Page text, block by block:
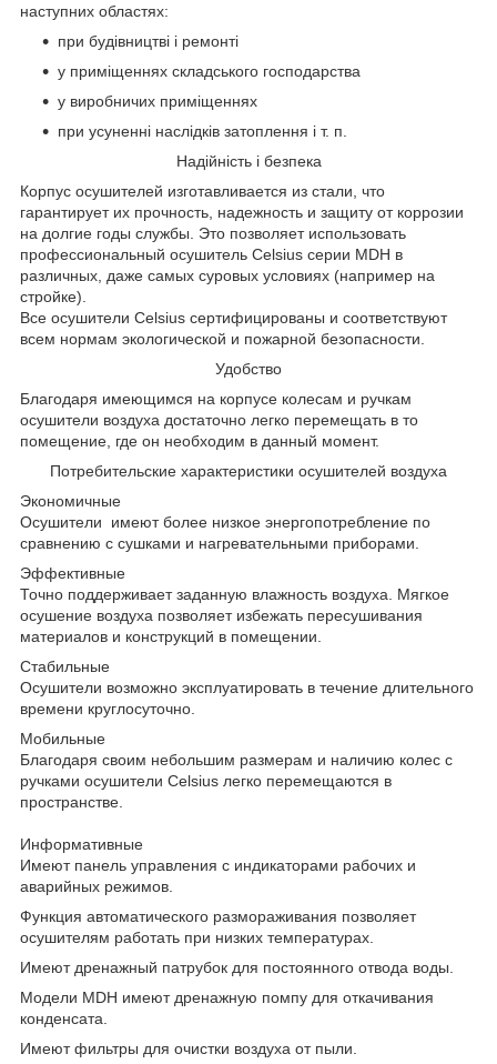
наступних областях:
при будівництві і ремонті
у приміщеннях складського господарства
у виробничих приміщеннях
при усуненні наслідків затоплення і т. п.
Надійність і безпека
Корпус осушителей изготавливается из стали, что
гарантирует их прочность, надежность и защиту от коррозии
на долгие годы службы. Это позволяет использовать
профессиональный осушитель Celsius серии MDH в
различных, даже самых суровых условиях (например на
стройке).
Все осушители Celsius сертифицированы и соответствуют
всем нормам экологической и пожарной безопасности.
Удобство
Благодаря имеющимся на корпусе колесам и ручкам
осушители воздуха достаточно легко перемещать в то
помещение, где он необходим в данный момент.
Потребительские характеристики осушителей воздуха
Экономичные
Осушители имеют более низкое энергопотребление по
сравнению с сушками и нагревательными приборами.
Эффективные
Точно поддерживает заданную влажность воздуха. Мягкое
осушение воздуха позволяет избежать пересушивания
материалов и конструкций в помещении.
Стабильные
Осушители возможно эксплуатировать в течение длительного
времени круглосуточно.
Мобильные
Благодаря своим небольшим размерам и наличию колес с
ручками осушители Celsius легко перемещаются в
пространстве.
Информативные
Имеют панель управления с индикаторами рабочих и
аварийных режимов.
Функция автоматического размораживания позволяет
осушителям работать при низких температурах.
Имеют дренажный патрубок для постоянного отвода воды.
Модели MDH имеют дренажную помпу для откачивания
конденсата.
Имеют фильтры для очистки воздуха от пыли.